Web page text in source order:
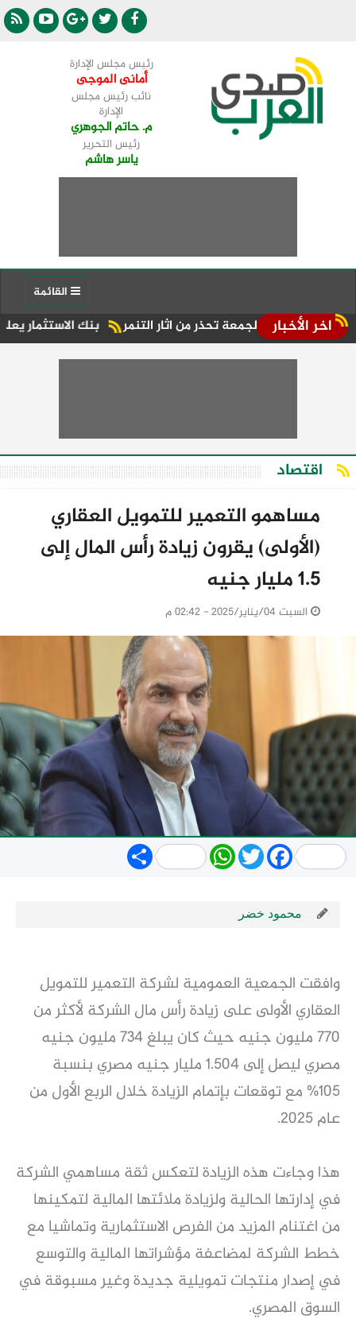
رئيس مجلس الإدارة
أمانى الموجى
نائب رئيس مجلس
الإدارة
م. حاتم الجوهري
رئيس التحرير
ياسر هاشم
اخر الأخبار بنك الاستثمار يعلن نتائج قوية للنصف الأول من عام 2026 تحذر من اثار التنمر
اقتصاد
مساهمو التعمير للتمويل العقاري
(الأولى) يقرون زيادة رأس المال إلى
1.5 مليار جنيه
السبت 04/يناير/2025 - 02:42 م
Share WhatsApp
TwitterFacebook
محمود خضر
وافقت الجمعية العمومية لشركة التعمير للتمويل
العقاري الأولى على زيادة رأس مال الشركة لأكثر من
770 مليون جنيه حيث كان يبلغ 734 مليون جنيه
مصري ليصل إلى 1.504 مليار جنيه مصري بنسبة
105% مع توقعات بإتمام الزيادة خلال الربع الأول من
عام 2025.
هذا وجاءت هذه الزيادة لتعكس ثقة مساهمي الشركة
في إدارتها الحالية ولزيادة ملائتها المالية لتمكينها
من اغتنام المزيد من الفرص الاستثمارية وتماشيا مع
خطط الشركة لمضاعفة مؤشراتها المالية والتوسع
في إصدار منتجات تمويلية جديدة وغير مسبوقة في
السوق المصري.